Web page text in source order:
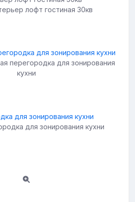
лофт гостиная 30кв
перегородка для зонирования
кухни
для зонирования кухни